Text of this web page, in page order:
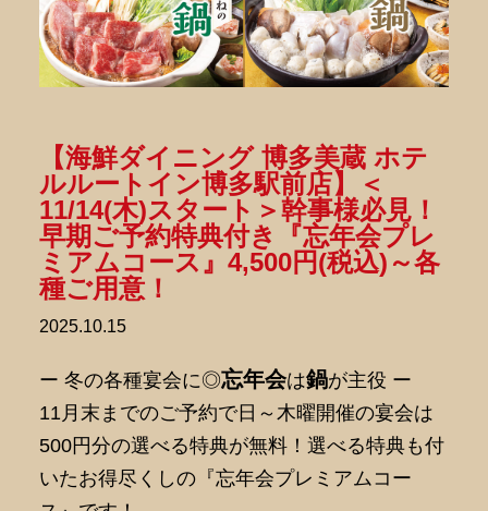
2025.10.15
【海鮮ダイニング 博多美蔵 ホテ
ルルートイン博多駅前店】＜
11/14(木)スタート＞幹事様必見！
早期ご予約特典付き『忘年会プレ
ミアムコース』4,500円(税込)～各
種ご用意！
ー 冬の各種宴会に◎忘年会は鍋が主役 ー
11月末までのご予約で日～木曜開催の宴会は
500円分の選べる特典が無料！選べる特典も付
いたお得尽くしの『忘年会プレミアムコー